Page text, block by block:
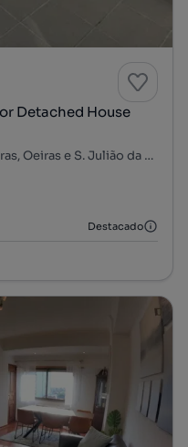
Detached House
Nova Oeiras - Quinta das Palmeiras, Oeiras e S. Julião da Barra, Paço de Arcos e Caxias, Oeiras, Lisboa
Destacado